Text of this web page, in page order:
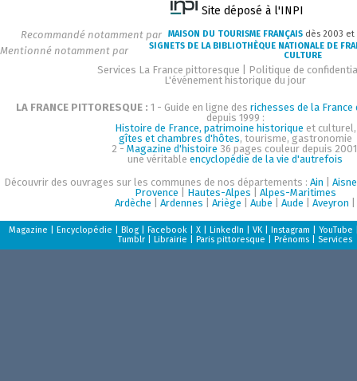
Site déposé à l'INPI
Recommandé notamment par MAISON DU TOURISME FRANÇAIS dès 2003 et
Mentionné notamment par
SIGNETS DE LA BIBLIOTHÈQUE NATIONALE DE
CULTURE
Services La France pittoresque
Politique de
L'événement historique du jour
LA FRANCE PITTORESQUE : 1 - Guide en ligne des richesses de la
depuis 1999 :
Histoire de France, patrimoine historique et culturel,
gîtes et chambres d'hôtes, tourisme, gastronomie
2 - Magazine d'histoire 36 pages couleur depuis
une véritable encyclopédie de la vie d'autrefois
Découvrir des ouvrages sur les communes de nos départements : Ain
Aisne
Provence
Hautes-Alpes
Alpes-Maritimes
Ardèche
Ardennes Ariège Aube Aude Aveyron
Magazine Encyclopédie Blog Facebook X LinkedIn VK Instagram YouTube
Tumblr
Librairie Paris pittoresque Prénoms Services